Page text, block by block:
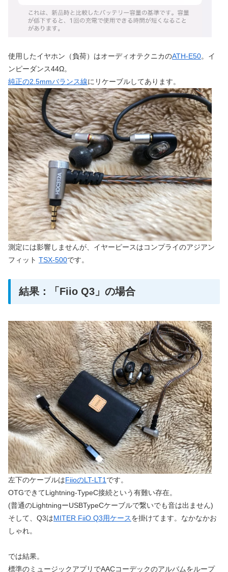
使用したイヤホン（負荷）はオーディオテクニカのATH-E50。イ
ンピーダンス44Ω。
純正の2.5mmバランス線にリケーブルしてあります。
測定には影響しませんが、イヤーピースはコンプライのアジアン
フィット TSX-500です。
結果：「Fiio Q3」の場合
左下のケーブルはFiioのLT-LT1 です。
OTGできてLightning-TypeC接続という有難い存在。
(普通のLightningーUSBTypeCケーブルで繋いでも音は出ません)
そして、Q3はMITER FiiO Q3用ケースを掛けてます。なかなかお
しゃれ。
では結果。
標準のミュージックアプリでAACコーデックのアルバムをループ